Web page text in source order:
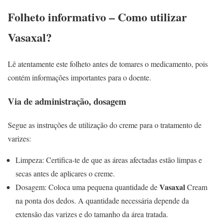
Folheto informativo – Como utilizar
Vasaxal?
Lê atentamente este folheto antes de tomares o medicamento, pois
contém informações importantes para o doente.
Via de administração, dosagem
Segue as instruções de utilização do creme para o tratamento de
varizes:
Limpeza: Certifica-te de que as áreas afectadas estão limpas e
secas antes de aplicares o creme.
Dosagem: Coloca uma pequena quantidade deVasaxalCream
na ponta dos dedos. A quantidade necessária depende da
extensão das varizes e do tamanho da área tratada.